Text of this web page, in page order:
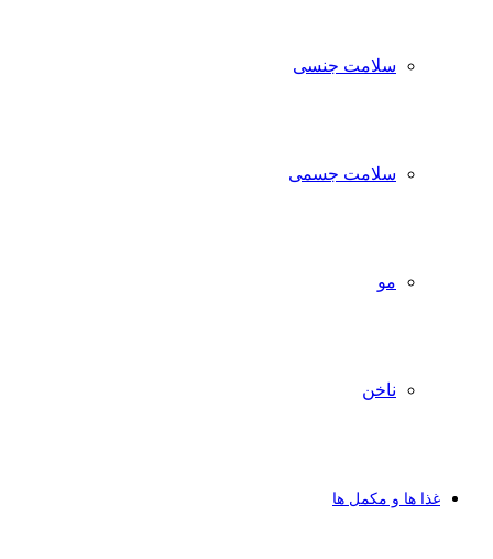
سلامت جنسی
سلامت جسمی
مو
ناخن
غذا ها و مکمل ها